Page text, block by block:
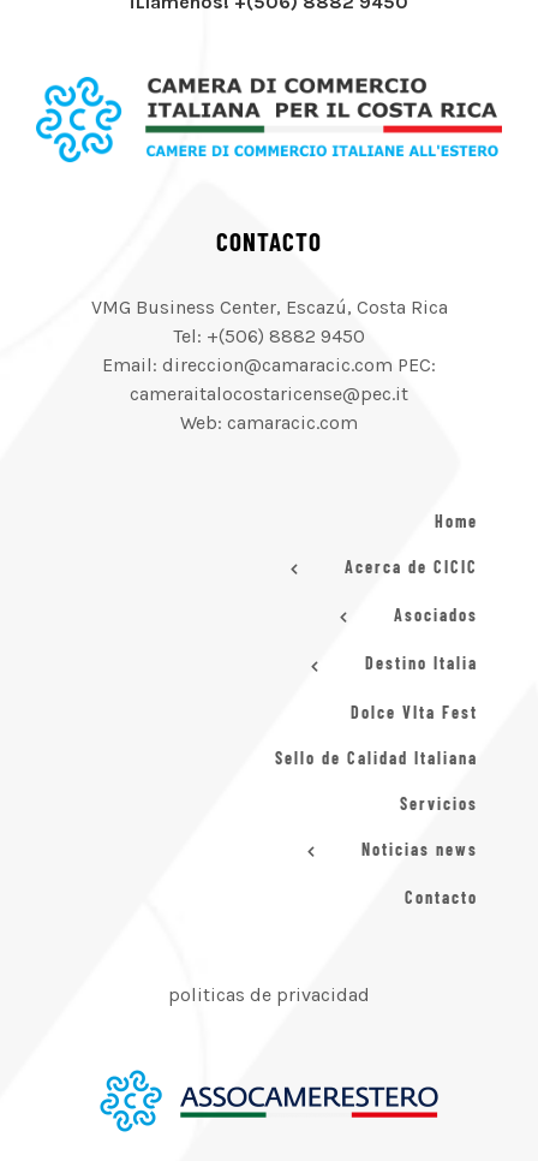
CONTACTO
VMG Business Center, Escazú, Costa Rica
Tel: +(506) 8882 9450
Email: direccion@camaracic.com PEC:
cameraitalocostaricense@pec.it
Web: camaracic.com
Home
Acerca de CICIC
Asociados
Destino Italia
Dolce VIta Fest
Sello de Calidad Italiana
Servicios
Noticias news
Contacto
politicas de privacidad